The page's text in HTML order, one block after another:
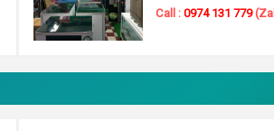
Call :0974 131 779